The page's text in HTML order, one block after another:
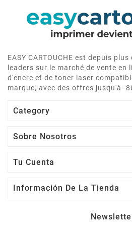
EASY CARTOUCHE est depuis
leaders sur le marché de vente en
d'encre et de toner laser
marque, avec des offres jusqu'à -
Category
Sobre Nosotros
Tu Cuenta
Información De La Tienda